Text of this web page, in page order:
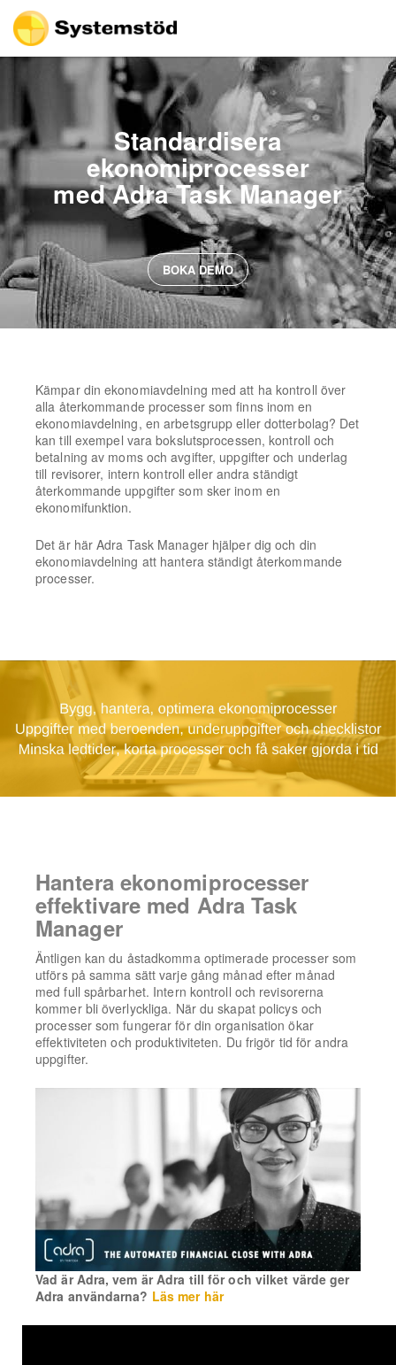
Standardisera
ekonomiprocesser
med Adra Task Manager
BOKA DEMO
Kämpar din ekonomiavdelning med att ha kontroll över
alla återkommande processer som finns inom en
ekonomiavdelning, en arbetsgrupp eller dotterbolag? Det
kan till exempel vara bokslutsprocessen, kontroll och
betalning av moms och avgifter, uppgifter och underlag
till revisorer, intern kontroll eller andra ständigt
återkommande uppgifter som sker inom en
ekonomifunktion.
Det är här Adra Task Manager hjälper dig och din
ekonomiavdelning att hantera ständigt återkommande
processer.
Hantera ekonomiprocesser
effektivare med Adra Task
Manager
Äntligen kan du åstadkomma optimerade processer som
utförs på samma sätt varje gång månad efter månad
med full spårbarhet. Intern kontroll och revisorerna
kommer bli överlyckliga. När du skapat policys och
processer som fungerar för din organisation ökar
effektiviteten och produktiviteten. Du frigör tid för andra
uppgifter.
Vad är Adra, vem är Adra till för och vilket värde ger
Adra användarna? Läs mer här